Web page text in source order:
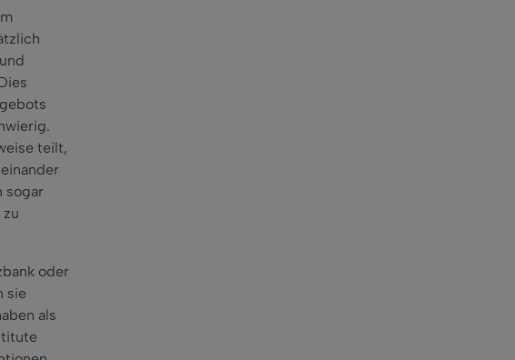
teilt,
sogar
oder
sie
als